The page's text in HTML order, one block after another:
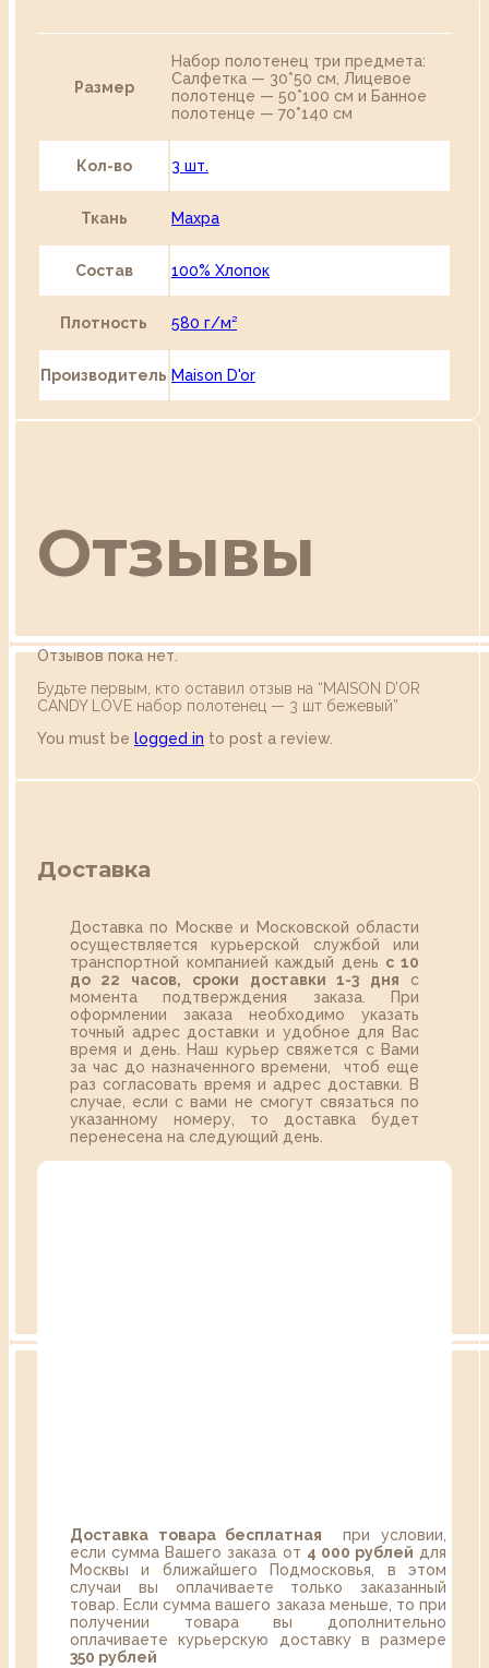
Размер
Набор полотенец три предмета:
Салфетка — 30*50 см, Лицевое
полотенце — 50*100 см и Банное
полотенце — 70*140 см
Кол-во 3 шт.
Ткань Махра
Состав 100% Хлопок
Плотность 580 г/м²
Производитель Maison D'or
Отзывы
Отзывов пока нет.
Будьте первым, кто оставил отзыв на “MAISON D’OR
CANDY LOVE набор полотенец — 3 шт бежевый”
You must be logged in to post a review.
Доставка
Доставка по Москве и Московской области
осуществляется курьерской службой или
транспортной компанией каждый день с 10
до 22 часов,
сроки доставки 1-3 дня с
момента подтверждения заказа. При
оформлении заказа необходимо указать
точный адрес доставки и удобное для Вас
время и день. Наш курьер свяжется с Вами
за час до назначенного времени, чтоб еще
раз согласовать время и адрес доставки. В
случае, если с вами не смогут связаться по
указанному номеру, то доставка будет
перенесена на следующий день.
Доставка товара бесплатная при условии,
если сумма Вашего заказа от 4 000 рублей для
Москвы и ближайшего Подмосковья, в этом
случаи вы оплачиваете только заказанный
товар. Если сумма вашего заказа меньше, то при
получении товара вы дополнительно
оплачиваете курьерскую доставку в размере
350 рублей